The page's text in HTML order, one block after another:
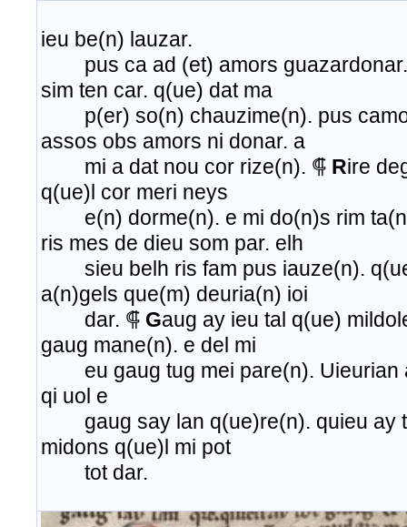
ieu be(n) lauzar.
pus ca ad (et) amors guazardonar.
sim ten car. q(ue) dat ma
p(er) so(n) chauzime(n). pus
assos obs amors ni donar. a
mi a dat nou cor rize(n). ⸿ Rire
q(ue)l cor meri neys
e(n) dorme(n). e mi do(n)s rim
ris mes de dieu som par. elh
sieu belh ris fam pus iauze(n).
a(n)gels que(m) deuria(n) ioi
dar. ⸿ Gaug ay ieu tal q(ue)
gaug mane(n). e del mi
eu gaug tug mei pare(n). Uieurian
qi uol e
gaug say lan q(ue)re(n). quieu ay
midons q(ue)l mi pot
tot dar.